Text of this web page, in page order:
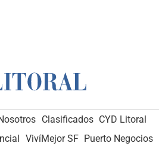
Clasificados CYD Litoral
VivíMejor SF Puerto Negocios